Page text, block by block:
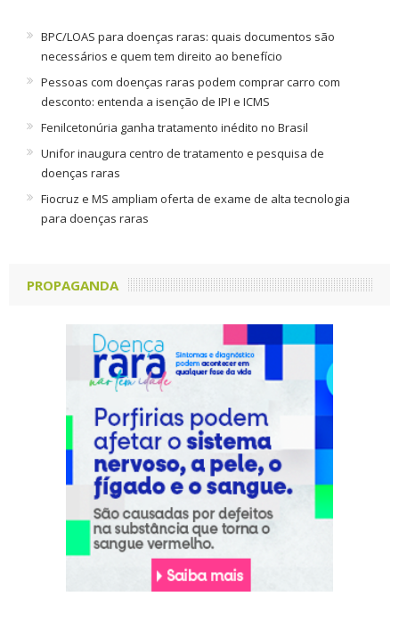
BPC/LOAS para doenças raras: quais documentos são
necessários e quem tem direito ao benefício
Pessoas com doenças raras podem comprar carro com
desconto: entenda a isenção de IPI e ICMS
Fenilcetonúria ganha tratamento inédito no Brasil
Unifor inaugura centro de tratamento e pesquisa de
doenças raras
Fiocruz e MS ampliam oferta de exame de alta tecnologia
para doenças raras
PROPAGANDA